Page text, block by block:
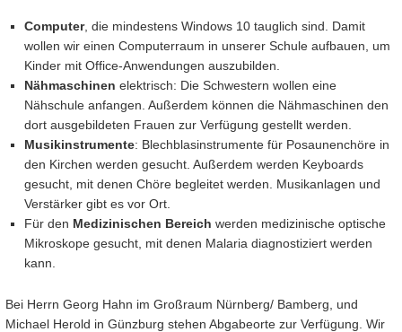
Computer, die mindestens Windows 10 tauglich sind. Damit
wollen wir einen Computerraum in unserer Schule aufbauen, um
Kinder mit Office-Anwendungen auszubilden.
Nähmaschinen elektrisch: Die Schwestern wollen eine
Nähschule anfangen. Außerdem können die Nähmaschinen den
dort ausgebildeten Frauen zur Verfügung gestellt werden.
Musikinstrumente: Blechblasinstrumente für Posaunenchöre in
den Kirchen werden gesucht. Außerdem werden Keyboards
gesucht, mit denen Chöre begleitet werden. Musikanlagen und
Verstärker gibt es vor Ort.
Für den Medizinischen Bereich werden medizinische optische
Mikroskope gesucht, mit denen Malaria diagnostiziert werden
kann.
Bei Herrn Georg Hahn im Großraum Nürnberg/ Bamberg, und
Michael Herold in Günzburg stehen Abgabeorte zur Verfügung. Wir